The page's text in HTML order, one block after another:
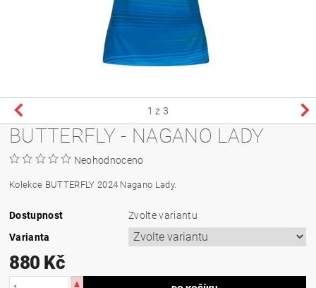
1 z 3
BUTTERFLY - NAGANO LADY
Neohodnoceno
Kolekce BUTTERFLY 2024 Nagano Lady.
Dostupnost
Zvolte variantu
Varianta
880 Kč